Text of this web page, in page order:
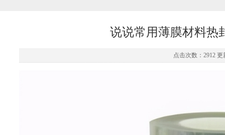
说说常用薄膜材料热
点击次数：2912 更